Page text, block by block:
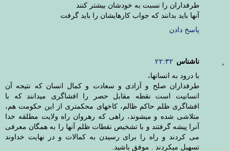
طرفداران را نسبت به خودشان بیشتر کنند
آنها باید بدانند که جواب کارهایشان را باید گرفت
پاسخ دادن
ناشناس ۲۲:۳۲
با درود به انسانها،
طرفداران صلح و آزادی و سعادت و کمال انسان که نتیجه آن
انسانیت است نقطه مقابل حصر را افشاگری میدانند که با
افشاگری ظلم حاکم ظالم، کاخهای محکمتری از این حکومت هم،
متلاشی شده و میشوند، راهی که رهروان راه ولایت مطلقه خدا
آنرا پیشه گرفتند و با تشخیص نقطات ظلم آنها را به همگان معرفی
می کردند و راه را برای رسیدن به کمالات و در نهایت خداوند
تسهیل میکردند . موفق باشید.